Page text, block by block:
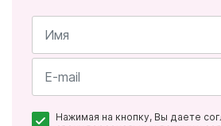
Имя
*
Нажимая на кнопку, Вы даете